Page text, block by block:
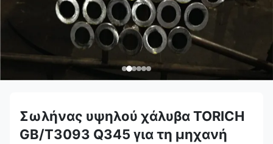
Σωλήνας υψηλού χάλυβα TORICH
GB/T3093 Q345 για τη μηχανή